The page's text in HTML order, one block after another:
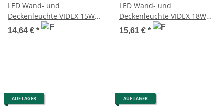
LED Wand- und
Deckenleuchte VIDEX 15W
5000K IP65 Schwarz
Feuchtraumleuchte
14,64 € *
LED Wand- und
Deckenleuchte VIDEX 18W
5000K IP65
Feuchtraumleuchte
15,61 € *
AUF LAGER AUF LAGER